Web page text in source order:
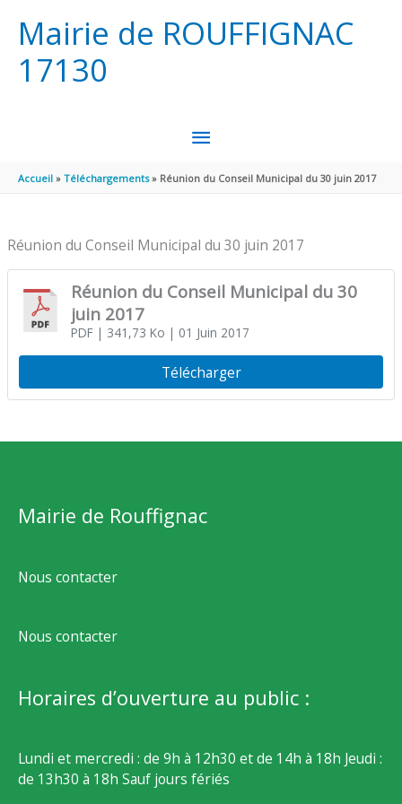
Mairie de ROUFFIGNAC
17130
MENU
PRINCIPAL
Accueil Téléchargements Réunion du Conseil Municipal du 30 juin 2017
Réunion du Conseil Municipal du 30 juin 2017
Réunion du Conseil Municipal du 30
juin 2017
PDF| 341,73 Ko | 01 Juin 2017
Télécharger
Mairie de Rouffignac
Nous contacter
Nous contacter
Horaires d’ouverture au public :
Lundi et mercredi : de 9h à 12h30 et de 14h à 18h Jeudi :
de 13h30 à 18h Sauf jours fériés